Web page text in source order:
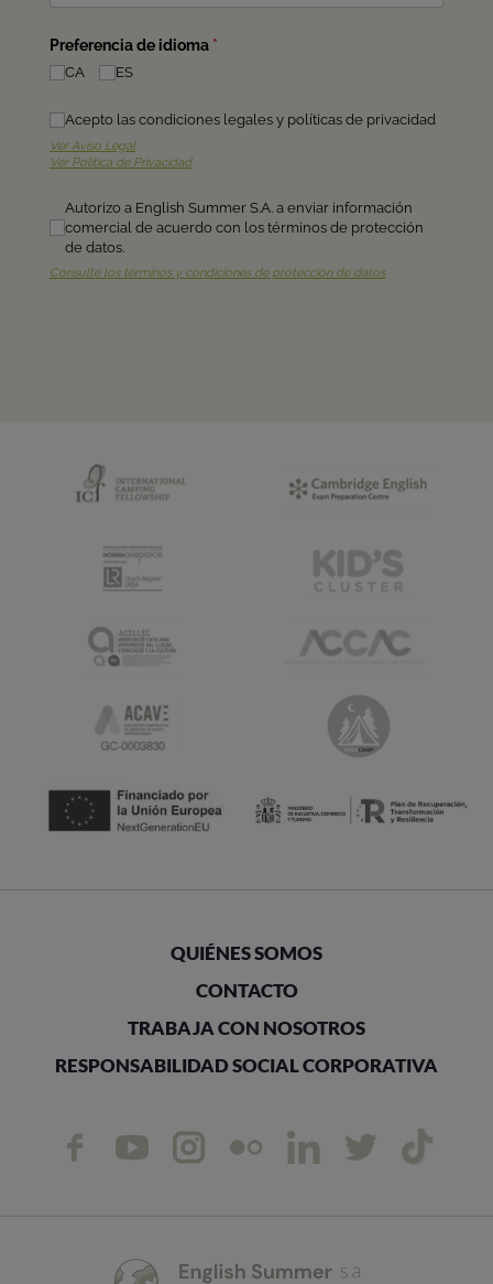
QUIÉNES SOMOS
CONTACTO
TRABAJA CON NOSOTROS
RESPONSABILIDAD SOCIAL CORPORATIVA